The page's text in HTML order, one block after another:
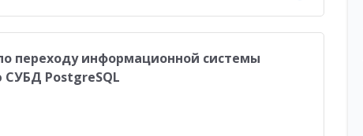
переходу информационной системы
PostgreSQL